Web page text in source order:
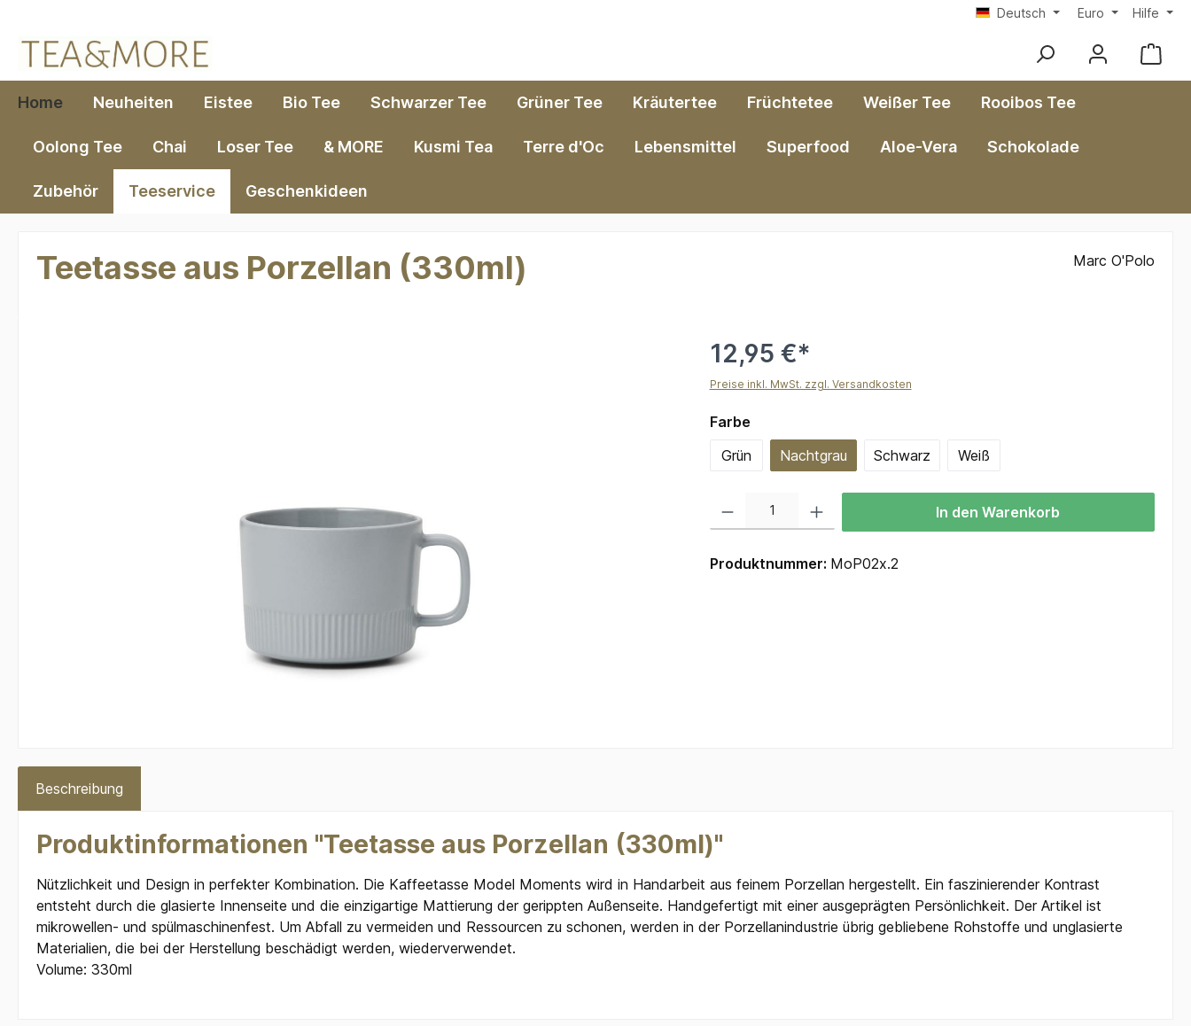
Deutsch Euro Hilfe
Home Neuheiten Eistee Bio Tee Schwarzer Tee Grüner Tee Kräutertee Früchtetee Weißer Tee Rooibos Tee
Oolong Tee Chai Loser Tee & MORE Kusmi Tea Terre d'Oc Lebensmittel Superfood Aloe-Vera Schokolade
Zubehör Teeservice Geschenkideen
Teetasse aus Porzellan (330ml) Marc O'Polo
12,95 €*
Preise inkl. MwSt. zzgl. Versandkosten
Farbeauswählen
Grün
Nachtgrau Schwarz Weiß
In den Warenkorb
Produktnummer: MoP02x.2
Beschreibung
Produktinformationen "Teetasse aus Porzellan (330ml)"
Nützlichkeit und Design in perfekter Kombination. Die Kaffeetasse Model Moments wird in Handarbeit aus feinem Porzellan hergestellt. Ein faszinierender Kontrast
entsteht durch die glasierte Innenseite und die einzigartige Mattierung der gerippten Außenseite. Handgefertigt mit einer ausgeprägten Persönlichkeit. Der Artikel ist
mikrowellen- und spülmaschinenfest. Um Abfall zu vermeiden und Ressourcen zu schonen, werden in der Porzellanindustrie übrig gebliebene Rohstoffe und unglasierte
Materialien, die bei der Herstellung beschädigt werden, wiederverwendet.
Volume: 330ml